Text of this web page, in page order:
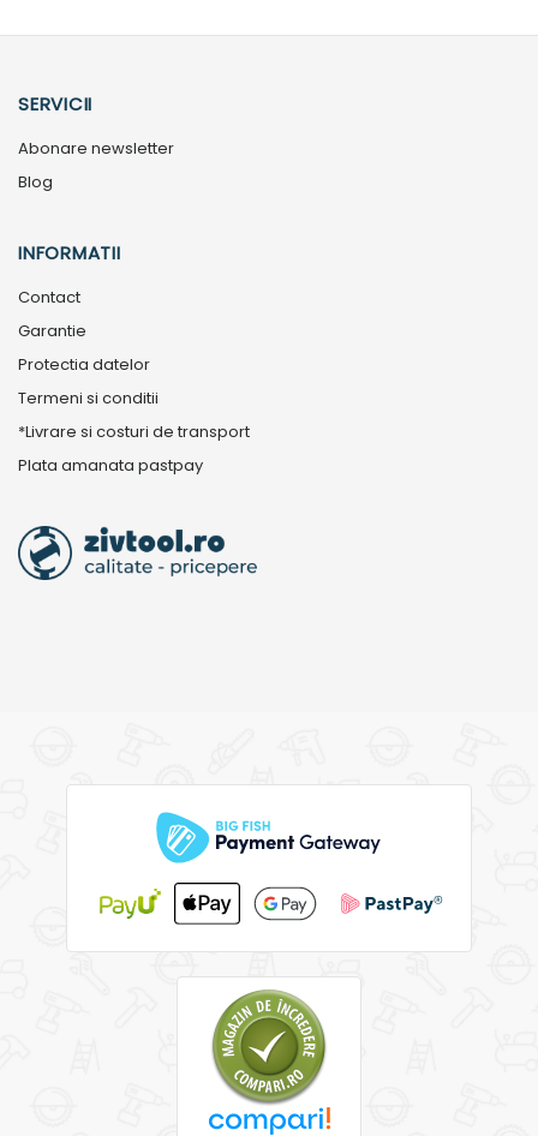
SERVICII
Abonare newsletter
Blog
INFORMATII
Contact
Garantie
Protectia datelor
Termeni si conditii
*Livrare si costuri de transport
Plata amanata pastpay